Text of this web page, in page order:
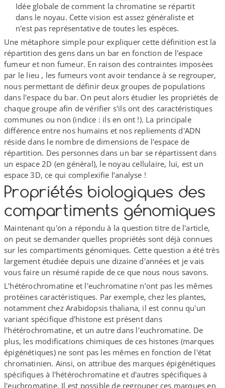
Idée globale de comment la chromatine se répartit
dans le noyau. Cette vision est assez généraliste et
n'est pas représentative de toutes les espèces.
Une métaphore simple pour expliquer cette définition est la
répartition des gens dans un bar en fonction de l'espace
fumeur et non fumeur. En raison des contraintes imposées
par le lieu , les fumeurs vont avoir tendance à se regrouper,
nous permettant de définir deux groupes de populations
dans l'espace du bar. On peut alors étudier les propriétés de
chaque groupe afin de vérifier s'ils ont des caractéristiques
communes ou non (indice : ils en ont !). La principale
différence entre nos humains et nos repliements d'ADN
réside dans le nombre de dimensions de l'espace de
répartition. Des personnes dans un bar se répartissent dans
un espace 2D (en général), le noyau cellulaire, lui, est un
espace 3D, ce qui complexifie l’analyse !
Propriétés biologiques des
compartiments génomiques
Maintenant qu'on a répondu à la question titre de l'article,
on peut se demander quelles propriétés sont déjà connues
sur les compartiments génomiques. Cette question a été très
largement étudiée depuis une dizaine d'années et je vais
vous faire un résumé rapide de ce que nous nous savons.
L'hétérochromatine et l'euchromatine n’ont pas les mêmes
protéines caractéristiques. Par exemple, chez les plantes,
notamment chez Arabidopsis thaliana, il est connu qu'un
variant spécifique d'histone est présent dans
l'hétérochromatine, et un autre dans l'euchromatine. De
plus, les modifications chimiques de ces histones (marques
épigénétiques) ne sont pas les mêmes en fonction de l'état
chromatinien. Ainsi, on attribue des marques épigénétiques
spécifiques à l'hétérochromatine et d'autres spécifiques à
l'euchromatine. Il est possible de regrouper ces marques en